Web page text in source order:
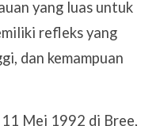
yang luas untuk
refleks yang
dan kemampuan
Mei 1992 di Bree,